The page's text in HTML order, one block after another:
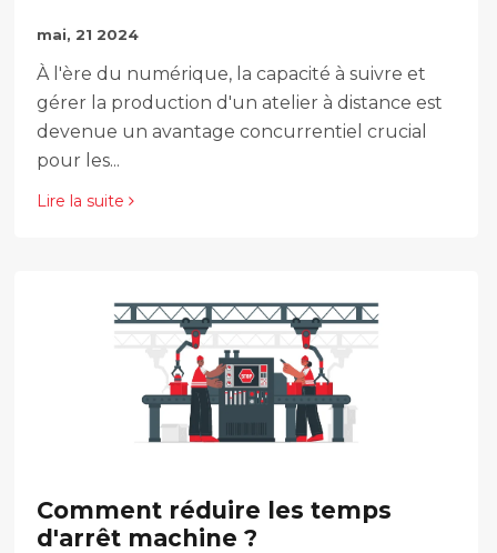
mai, 21 2024
À l'ère du numérique, la capacité à suivre et
gérer la production d'un atelier à distance est
devenue un avantage concurrentiel crucial
pour les...
Lire la suite
Comment réduire les temps
d'arrêt machine ?